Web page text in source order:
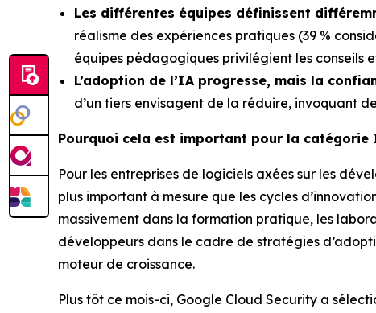
Les différentes équipes définissent
réalisme des expériences pratiques (39 %
équipes pédagogiques privilégient les conseils
L’adoption de l’IA progresse, mais la
d’un tiers envisagent de la réduire, invoquant
Pourquoi cela est important pour la catégorie
Pour les entreprises de logiciels axées sur les
plus important à mesure que les cycles
massivement dans la formation pratique, les
développeurs dans le cadre de stratégies
moteur de croissance.
Plus tôt ce mois-ci, Google Cloud Security a